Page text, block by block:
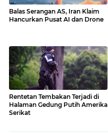
Balas Serangan AS, Iran Klaim
Hancurkan Pusat AI dan Drone
Rentetan Tembakan Terjadi di
Halaman Gedung Putih Amerika
Serikat